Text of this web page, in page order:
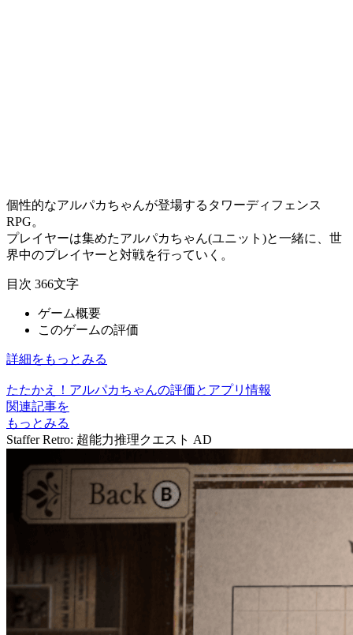
個性的なアルパカちゃんが登場する タワーディフェンス
RPG。
プレイヤーは集めたアルパカちゃん(ユニット)と一緒に、 世
界中のプレイヤーと対戦を行っていく。
目次 366文字
ゲーム概要
このゲームの評価
詳細をもっとみる
たたかえ！アルパカちゃんの評価とアプリ情報
関連記事を
もっとみる
Staffer Retro: 超能力推理クエスト AD